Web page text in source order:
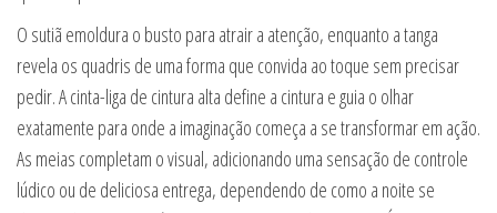
O sutiã emoldura o busto para atrair a atenção, enquanto a tanga
revela os quadris de uma forma que convida ao toque sem precisar
pedir. A cinta-liga de cintura alta define a cintura e guia o olhar
exatamente para onde a imaginação começa a se transformar em ação.
As meias completam o visual, adicionando uma sensação de controle
lúdico ou de deliciosa entrega, dependendo de como a noite se